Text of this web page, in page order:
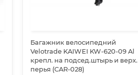
Багажник велосипедний
Velotrade KAIWEI KW-620-09 Al
крепл. на подсед.штырь и верх.
перья (CAR-028)